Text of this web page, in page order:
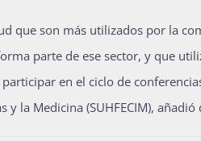
que son más utilizados por la
parte de ese sector, y que
participar en el ciclo de
y la Medicina (SUHFECIM),